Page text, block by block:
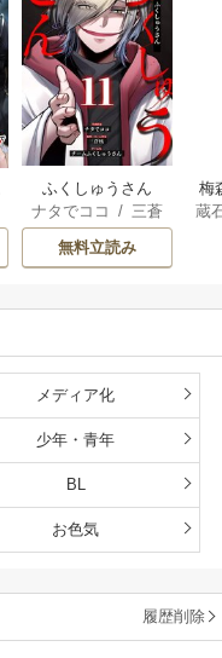
ふくしゅうさん
ナタでココ / 三蒼
核/チームふくし
ゅうさん
無料立読み
梅
蔵
メディア化
少年・青年
BL
お色気
履歴削除